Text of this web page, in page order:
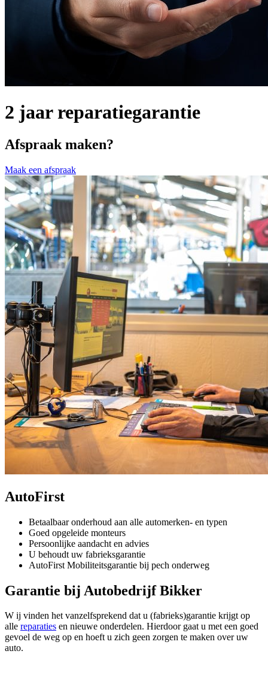
2 jaar reparatiegarantie
Afspraak maken?
Maak een afspraak
AutoFirst
Betaalbaar onderhoud aan alle automerken- en typen
Goed opgeleide monteurs
Persoonlijke aandacht en advies
U behoudt uw fabrieksgarantie
AutoFirst Mobiliteitsgarantie bij pech onderweg
Garantie bij Autobedrijf Bikker
W ij vinden het vanzelfsprekend dat u (fabrieks)garantie krijgt op
alle reparaties en nieuwe onderdelen. Hierdoor gaat u met een goed
gevoel de weg op en hoeft u zich geen zorgen te maken over uw
auto.